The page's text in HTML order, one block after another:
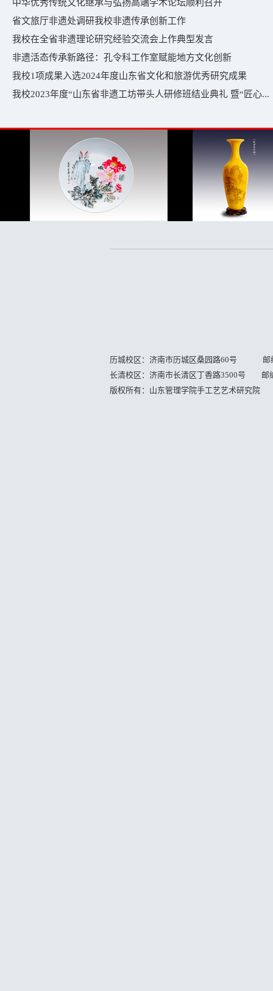
中华优秀传统文化继承与弘扬高端学术论坛顺利召开
省文旅厅非遗处调研我校非遗传承创新工作
我校在全省非遗理论研究经验交流会上作典型发言
非遗活态传承新路径：孔令科工作室赋能地方文化创新
我校1项成果入选2024年度山东省文化和旅游优秀研究成果
我校2023年度“山东省非遗工坊带头人研修班结业典礼 暨“匠心...
历城校区：济南市历城区桑园路60号 邮
长清校区：济南市长清区丁香路3500号 邮
版权所有：山东管理学院手工艺艺术研究院